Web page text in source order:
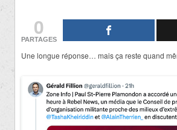
0
PARTAGES
Une longue réponse… mais ça reste quand